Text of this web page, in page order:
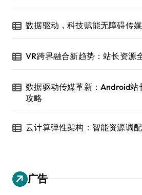
数据驱动，科技赋能无障碍传
VR跨界融合新趋势：站长资源
数据驱动传媒革新：Android站
攻略
云计算弹性架构：智能资源调
广告